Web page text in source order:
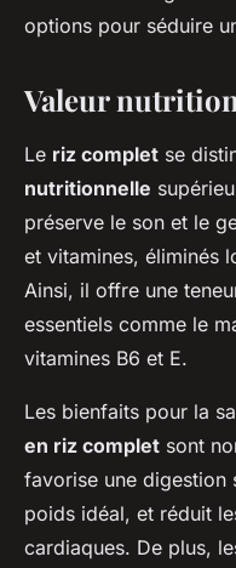
options pour séduire
Valeur
Le riz complet se
nutritionnelle
préserve le son et le
et vitamines, éliminés
Ainsi, il offre une
essentiels comme le
vitamines B6 et E.
Les bienfaits pour la
en riz complet sont
favorise une digestion
poids idéal, et réduit
cardiaques. De plus,